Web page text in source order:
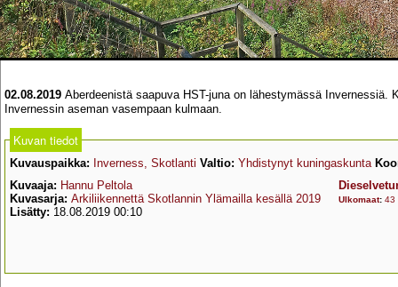
02.08.2019 Aberdeenistä saapuva HST-juna on lähestymässä
Invernessin aseman vasempaan kulmaan.
Kuvan tiedot
Kuvauspaikka: Inverness, Skotlanti Valtio: Yhdistynyt kuningaskunta
Kuvaaja: Hannu Peltola
Kuvasarja: Arkiliikennettä Skotlannin Ylämailla kesällä 2019
Lisätty: 18.08.2019 00:10
Ulkomaat: 43